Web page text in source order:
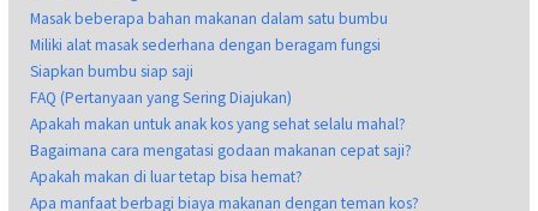
Masak beberapa bahan makanan dalam satu bumbu
Miliki alat masak sederhana dengan beragam fungsi
Siapkan bumbu siap saji
FAQ (Pertanyaan yang Sering Diajukan)
Apakah makan untuk anak kos yang sehat selalu mahal?
Bagaimana cara mengatasi godaan makanan cepat saji?
Apakah makan di luar tetap bisa hemat?
Apa manfaat berbagi biaya makanan dengan teman kos?